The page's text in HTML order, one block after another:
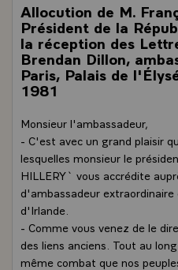
Allocution de M.
Président de la
la réception des
Brendan Dillon,
Paris, Palais de
1981
Monsieur l'ambassadeur,
- C'est avec un grand plaisir
lesquelles monsieur le
HILLERY` vous accrédite
d'ambassadeur
d'Irlande.
- Comme vous venez de le
des liens anciens. Tout au
même combat que nos